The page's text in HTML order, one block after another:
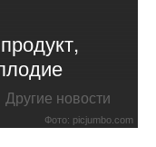
Другие новости
Фото: picjumbo.com